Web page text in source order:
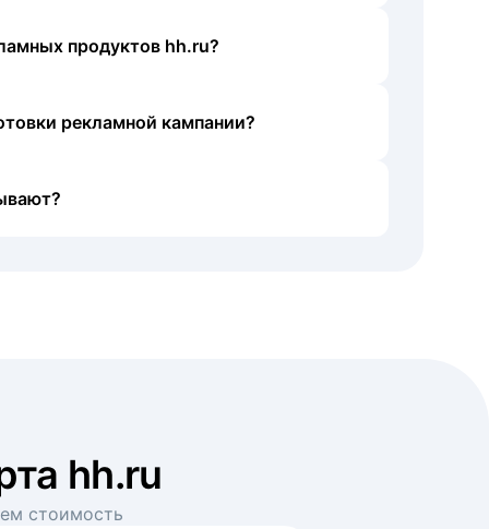
продуктов hh.ru?
рекламной кампании?
hh.ru
стоимость